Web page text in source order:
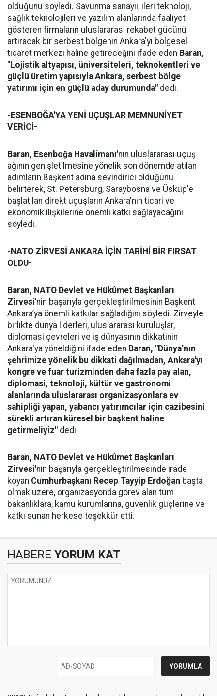
olduğunu söyledi. Savunma sanayii, ileri teknoloji,
sağlık teknolojileri ve yazılım alanlarında faaliyet
gösteren firmaların uluslararası rekabet gücünü
artıracak bir serbest bölgenin Ankara'yı bölgesel
ticaret merkezi haline getireceğini ifade eden Baran,
"Lojistik altyapısı, üniversiteleri, teknokentleri ve
güçlü üretim yapısıyla Ankara, serbest bölge
yatırımı için en güçlü aday durumunda" dedi.
-ESENBOĞA'YA YENİ UÇUŞLAR MEMNUNİYET
VERİCİ-
Baran, Esenboğa Havalimanı'nın uluslararası uçuş
ağının genişletilmesine yönelik son dönemde atılan
adımların Başkent adına sevindirici olduğunu
belirterek, St. Petersburg, Saraybosna ve Üsküp'e
başlatılan direkt uçuşların Ankara'nın ticari ve
ekonomik ilişkilerine önemli katkı sağlayacağını
söyledi.
-NATO ZİRVESİ ANKARA İÇİN TARİHİ BİR FIRSAT
OLDU-
Baran, NATO Devlet ve Hükûmet Başkanları
Zirvesi'nin başarıyla gerçekleştirilmesinin Başkent
Ankara’ya önemli katkılar sağladığını söyledi. Zirveyle
birlikte dünya liderleri, uluslararası kuruluşlar,
diplomasi çevreleri ve iş dünyasının dikkatinin
Ankara'ya yöneldiğini ifade eden Baran, "Dünya’nın
şehrimize yönelik bu dikkati dağılmadan, Ankara'yı
kongre ve fuar turizminden daha fazla pay alan,
diplomasi, teknoloji, kültür ve gastronomi
alanlarında uluslararası organizasyonlara ev
sahipliği yapan, yabancı yatırımcılar için cazibesini
sürekli artıran küresel bir başkent haline
getirmeliyiz" dedi.
Baran, NATO Devlet ve Hükûmet Başkanları
Zirvesi'nin başarıyla gerçekleştirilmesinde irade
koyan Cumhurbaşkanı Recep Tayyip Erdoğan başta
olmak üzere, organizasyonda görev alan tüm
bakanlıklara, kamu kurumlarına, güvenlik güçlerine ve
katkı sunan herkese teşekkür etti.
HABERE YORUM KAT